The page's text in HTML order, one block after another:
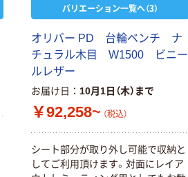
バリエーション一覧へ（3）
オリバー PD 台輪ベンチ ナ
チュラル木目 W1500 ビニー
ルレザー
お届け日 10月1日（木）まで
￥92,258~ （税込）
シート部分が取り外し可能で収納と
してご利用頂けます。対面にレイア